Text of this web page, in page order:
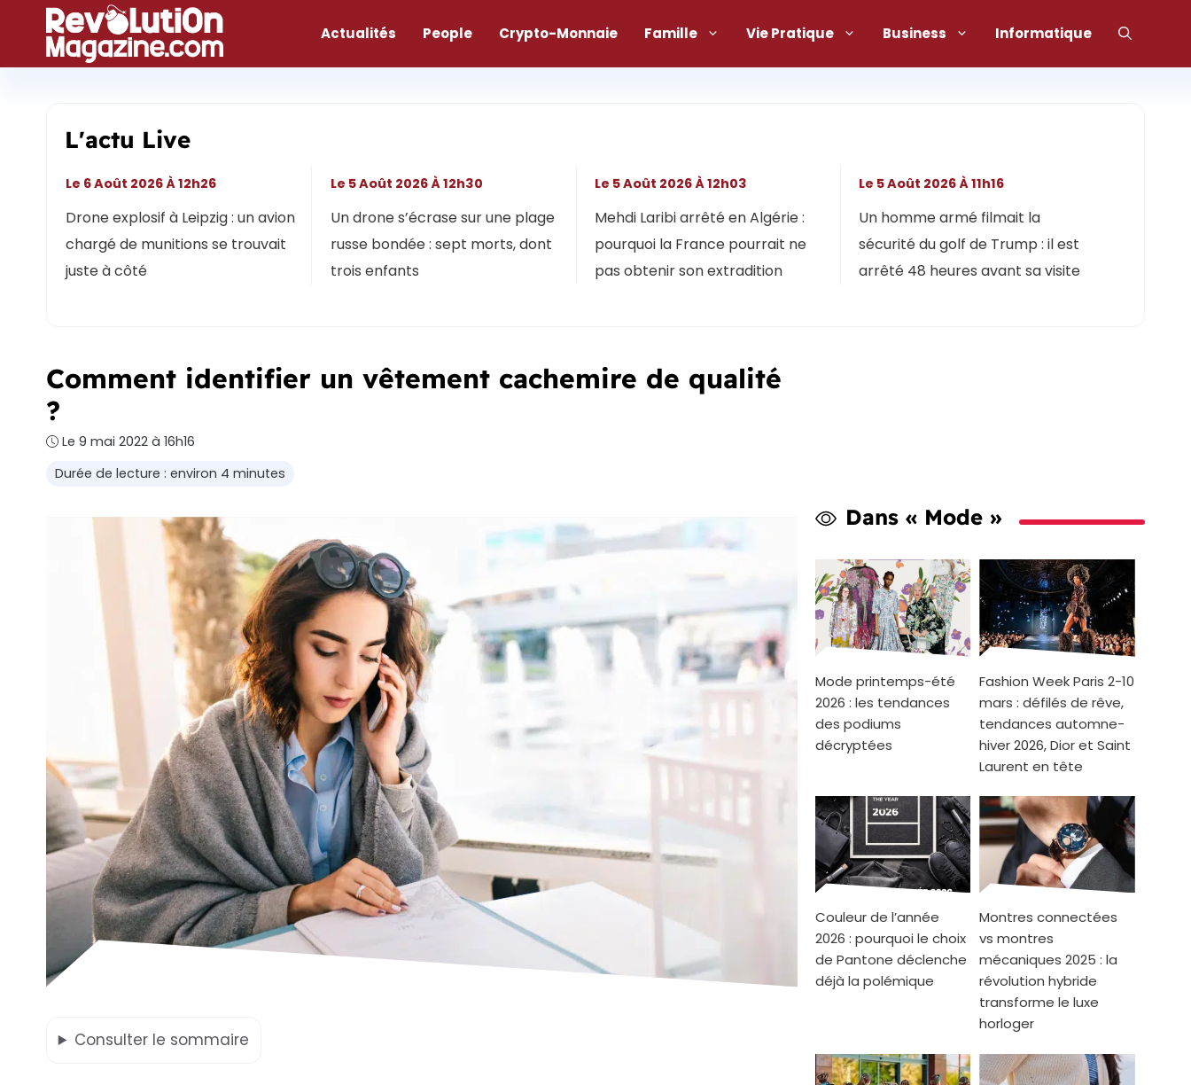
contenu
Actualités People Crypto-Monnaie Famille Vie Pratique Business Informatique
L'actu Live
Drone explosif à Leipzig : un avion
chargé de munitions se trouvait
juste à côté
Le 6 Août 2026 À 12h26
Un drone s’écrase sur une plage
russe bondée : sept morts, dont
trois enfants
Le 5 Août 2026 À 12h30
Mehdi Laribi arrêté en Algérie :
pourquoi la France pourrait ne
pas obtenir son extradition
Le 5 Août 2026 À 12h03
Un homme armé filmait la
sécurité du golf de Trump : il est
arrêté 48 heures avant sa visite
Le 5 Août 2026 À 11h16
Comment identifier un vêtement cachemire de qualité
?
Le 9 mai 2022 à 16h16
Durée de lecture : environ 4 minutes
Consulter le sommaire
Dans « Mode »
Mode printemps-été
2026 : les tendances
des podiums
décryptées
Fashion Week Paris 2-10
mars : défilés de rêve,
tendances automne-
hiver 2026, Dior et Saint
Laurent en tête
Couleur de l’année
2026 : pourquoi le choix
de Pantone déclenche
déjà la polémique
Montres connectées
vs montres
mécaniques 2025 : la
révolution hybride
transforme le luxe
horloger